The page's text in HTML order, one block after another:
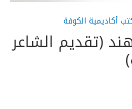
أكاديمية الكوفة
(تقديم الشاعر